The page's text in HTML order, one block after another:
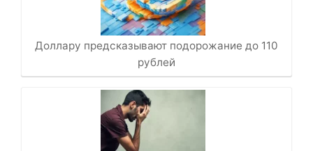
Доллару предсказывают подорожание до 110
рублей